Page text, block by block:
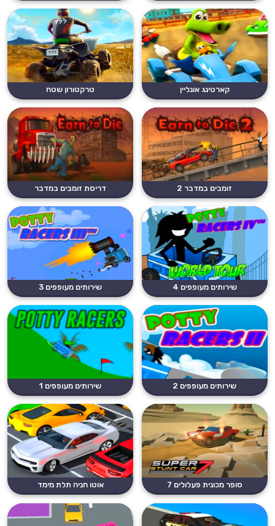
קארטינג אונליין טרקטורון שטח
זומבים במדבר 2 דריסת זומבים במדבר
שירותים מעופפים 4 שירותים מעופפים 3
שירותים מעופפים 2 שירותים מעופפים 1
סופר מכונית פעלולים 7 אוטו חניה תלת מימד